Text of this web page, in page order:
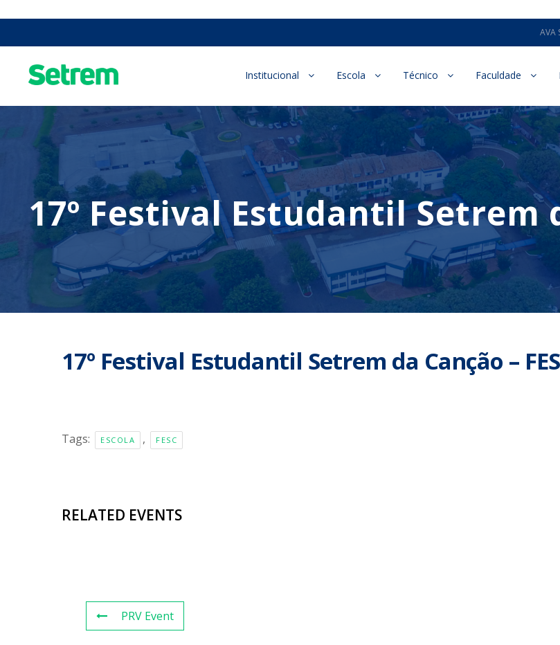
AVA
Institucional Escola Técnico Faculdade
17º Festival Estudantil Setrem
17º Festival Estudantil Setrem da Canção –
Tags: ESCOLA , FESC
RELATED EVENTS
PRV Event